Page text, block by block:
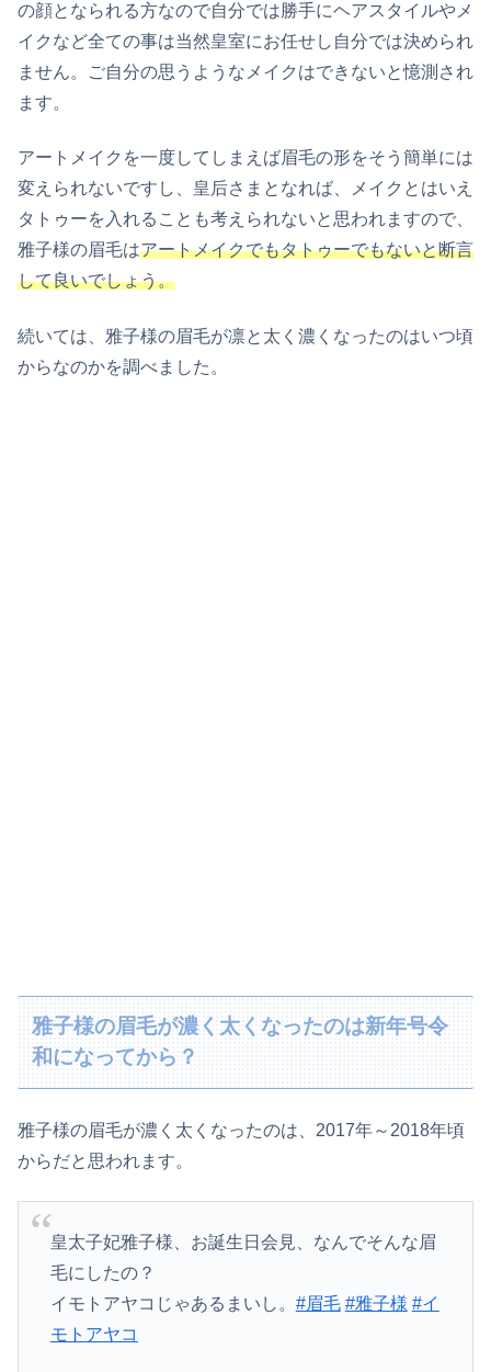
の顔となられる方なので自分では勝手にヘアスタイルやメ
イクなど全ての事は当然皇室にお任せし自分では決められ
ません。ご自分の思うようなメイクはできないと憶測され
ます。
アートメイクを一度してしまえば眉毛の形をそう簡単には
変えられないですし、皇后さまとなれば、メイクとはいえ
タトゥーを入れることも考えられないと思われますので、
雅子様の眉毛はアートメイクでもタトゥーでもないと断言
して良いでしょう。
続いては、雅子様の眉毛が凛と太く濃くなったのはいつ頃
からなのかを調べました。
雅子様の眉毛が濃く太くなったのは新年号令
和になってから？
雅子様の眉毛が濃く太くなったのは、2017年～2018年頃
からだと思われます。
皇太子妃雅子様、お誕生日会見、なんでそんな眉
毛にしたの？
イモトアヤコじゃあるまいし。 #眉毛 #雅子様 #イ
モトアヤコ